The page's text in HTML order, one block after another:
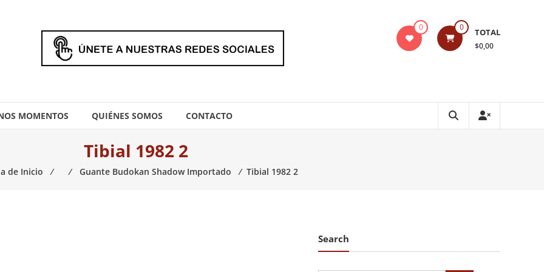
0 0 TOTAL
$0,00
MOMENTOS QUIÉNES SOMOS CONTACTO
Tibial 1982 2
de Inicio ⁄ ⁄ Guante Budokan Shadow Importado ⁄ Tibial 1982 2
Search